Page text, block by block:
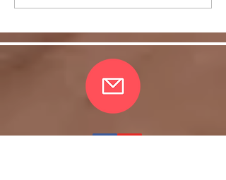
は・・・